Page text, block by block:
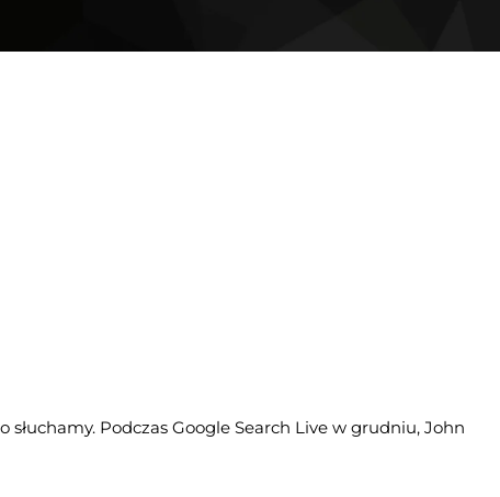
Podczas Google Search Live w grudniu, John